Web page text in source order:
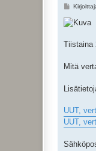
V
e
s
i
Tiistaina
Mitä
UUT,
UUT,